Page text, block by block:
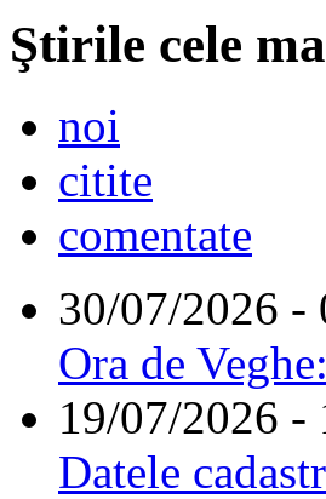
Ştirile cele
noi
citite
comentate
30/07/2026 -
Ora de
19/07/2026 -
Datele